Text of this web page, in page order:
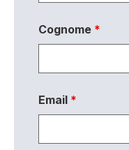
Cognome *
Email *